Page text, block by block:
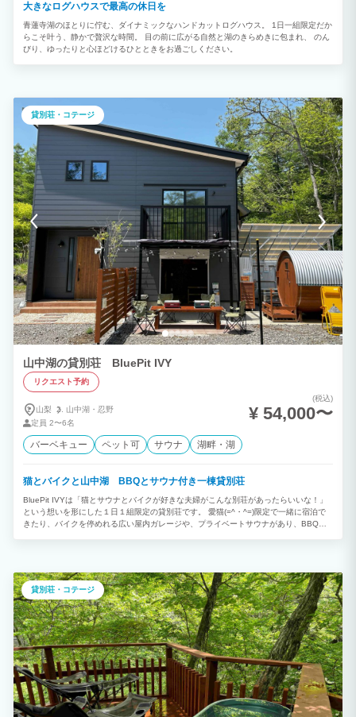
大きなログハウスで最高の休日を
青蓮寺湖のほとりに佇む、ダイナミックなハンドカットログハウス。 1日一組限定だか
らこそ叶う、静かで贅沢な時間。 目の前に広がる自然と湖のきらめきに包まれ、 のん
びり、ゆったりと心ほどけるひとときをお過ごしください。
貸別荘・コテージ
山中湖の貸別荘 BluePit IVY
リクエスト予約
山梨 山中湖・ 忍野
定員 2〜6名
(税込)
¥ 54,000〜
バーベキュー ペット可 サウナ 湖畔・湖
猫とバイクと山中湖 BBQとサウナ付き一棟貸別荘
BluePit IVYは「猫とサウナとバイクが好きな夫婦がこんな別荘があったらいいな！」
という想いを形にした１日１組限定の貸別荘です。 愛猫(=^・^=)限定で一緒に宿泊で
きたり、バイクを停めれる広い屋内ガレージや、プライベートサウナがあり、BBQも
貸別荘・コテージ